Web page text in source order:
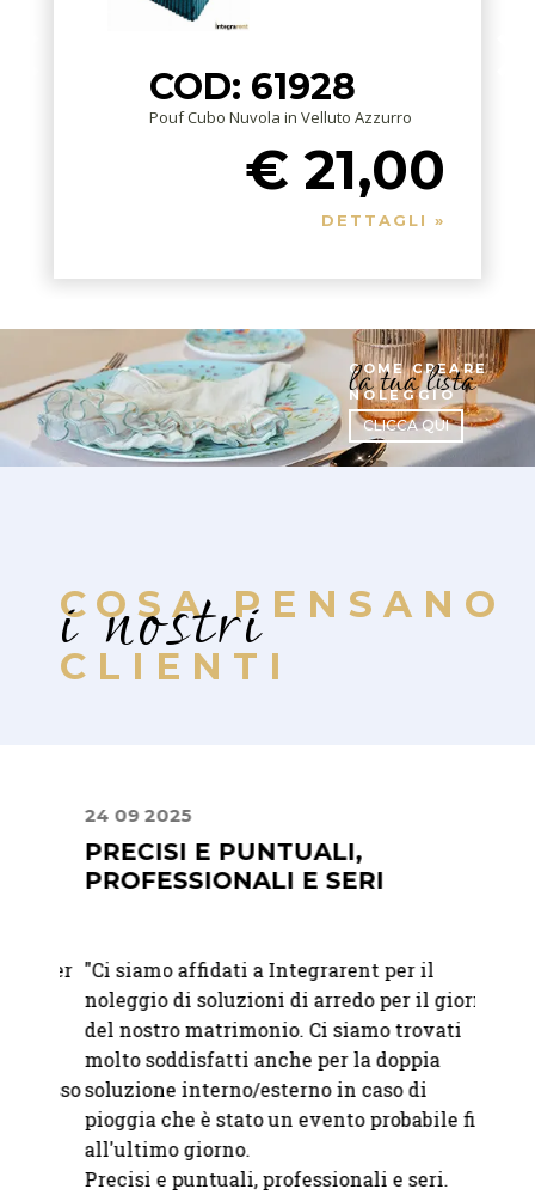
COD: 61928
Pouf Cubo Nuvola in Velluto Azzurro
€ 21,00
DETTAGLI »
COME CREARE
la tua lista
NOLEGGIO
CLICCA QUI
COSA PENSANO
i nostri
CLIENTI
24 09 2025
PRECISI E PUNTUALI,
PROFESSIONALI E SERI
"Ci siamo affidati a Integrarent per il
noleggio di soluzioni di arredo per il giorno
del nostro matrimonio. Ci siamo trovati
molto soddisfatti anche per la doppia
soluzione interno/esterno in caso di
pioggia che è stato un evento probabile fino
all'ultimo giorno.
Precisi e puntuali, professionali e seri.